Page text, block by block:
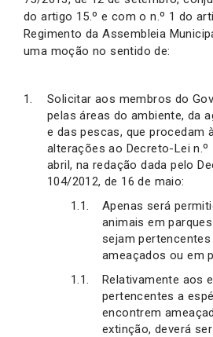
do artigo 15.º e com o n.º 1 do
Regimento da Assembleia
uma moção no sentido de:
Solicitar aos membros do
pelas áreas do ambiente, da
e das pescas, que procedam
alterações ao Decreto-Lei n.º
abril, na redação dada pelo
104/2012, de 16 de maio:
Apenas será
animais em
sejam
ameaçados ou em
Relativamente aos
pertencentes a
encontrem
extinção, deverá